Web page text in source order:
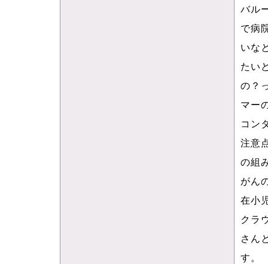
バル
で病
いな
たい
の？
マー
コン
注意
の組
がん
在小
クラ
さん
す。